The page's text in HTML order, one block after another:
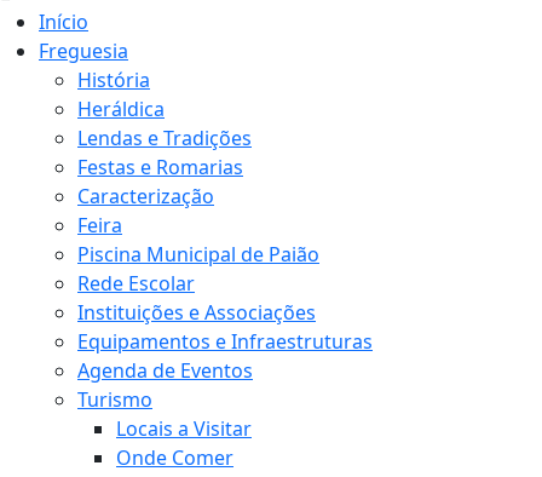
Início
Freguesia
História
Heráldica
Lendas e Tradições
Festas e Romarias
Caracterização
Feira
Piscina Municipal de Paião
Rede Escolar
Instituições e Associações
Equipamentos e Infraestruturas
Agenda de Eventos
Turismo
Locais a Visitar
Onde Comer